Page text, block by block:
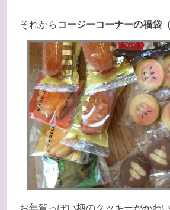
それから コージーコーナーの福袋
お年賀っぽい柄のクッキーがかわい